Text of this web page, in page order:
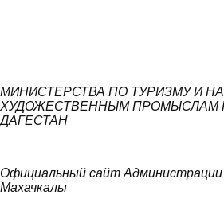
МИНИСТЕРСТВА ПО ТУРИЗМУ И
ХУДОЖЕСТВЕННЫМ ПРОМЫСЛАМ
ДАГЕСТАН
Официальный сайт Администрации
Махачкалы